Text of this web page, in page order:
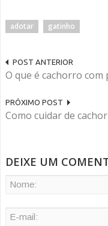
adotar gatinho
POST ANTERIOR
O que é cachorro com
PRÓXIMO POST
Como cuidar de
DEIXE UM